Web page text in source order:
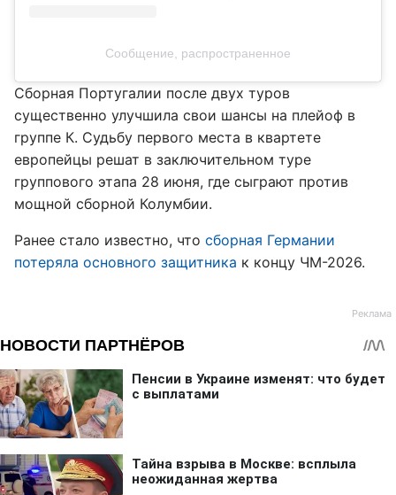
Сообщение, распространенное
Сборная Португалии после двух туров
существенно улучшила свои шансы на плейоф в
группе К. Судьбу первого места в квартете
европейцы решат в заключительном туре
группового этапа 28 июня, где сыграют против
мощной сборной Колумбии.
Ранее стало известно, что сборная Германии
потеряла основного защитника к концу ЧМ-2026.